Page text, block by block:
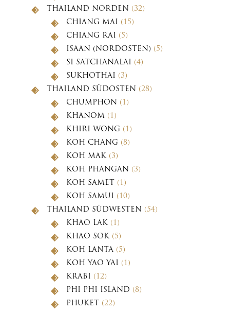
THAILAND NORDEN (32)
CHIANG MAI (15)
CHIANG RAI (5)
ISAAN (NORDOSTEN) (5)
SI SATCHANALAI (4)
SUKHOTHAI (3)
THAILAND SÜDOSTEN (28)
CHUMPHON (1)
KHANOM (1)
KHIRI WONG (1)
KOH CHANG (8)
KOH MAK(3)
KOH PHANGAN (3)
KOH SAMET (1)
KOH SAMUI (10)
THAILAND SÜDWESTEN (54)
KHAO LAK(1)
KHAO SOK(5)
KOH LANTA (5)
KOH YAO YAI (1)
KRABI (12)
PHI PHI ISLAND (8)
PHUKET (22)